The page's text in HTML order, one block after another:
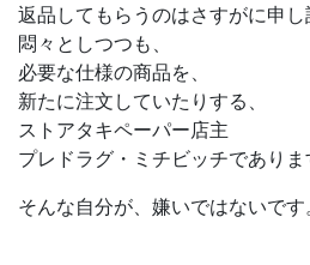
返品してもらうのはさすがに申し
悶々としつつも、
必要な仕様の商品を、
新たに注文していたりする、
ストアタキペーパー店主
プレドラグ・ミチビッチでありま
そんな自分が、嫌いではないです